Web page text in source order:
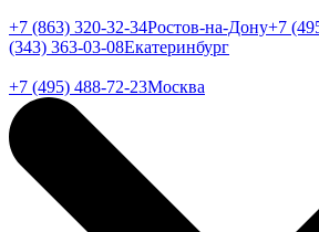
+7 (863) 320-32-34Ростов-на-Дону+7
(343) 363-03-08Екатеринбург
+7 (495) 488-72-23Москва